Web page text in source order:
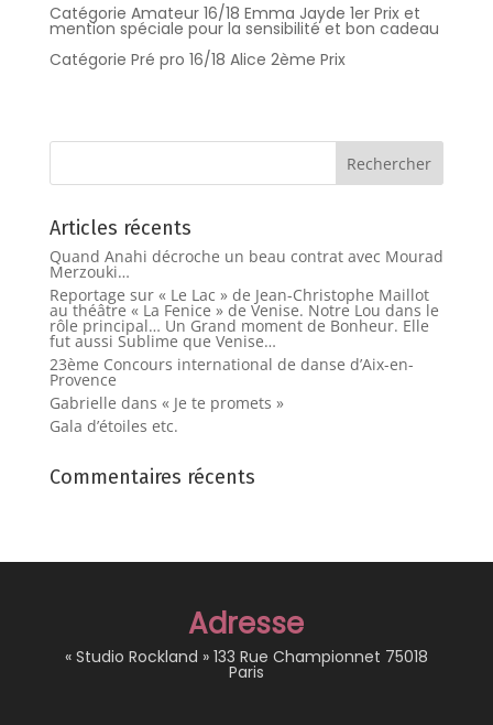
Catégorie Amateur 16/18 Emma Jayde 1er Prix et
mention spéciale pour la sensibilité et bon cadeau
Catégorie Pré pro 16/18 Alice 2ème Prix
Articles récents
Quand Anahi décroche un beau contrat avec Mourad
Merzouki…
Reportage sur « Le Lac » de Jean-Christophe Maillot
au théâtre « La Fenice » de Venise. Notre Lou dans le
rôle principal… Un Grand moment de Bonheur. Elle
fut aussi Sublime que Venise…
23ème Concours international de danse d’Aix-en-
Provence
Gabrielle dans « Je te promets »
Gala d’étoiles etc.
Commentaires récents
Adresse
« Studio Rockland » 133 Rue Championnet 75018
Paris